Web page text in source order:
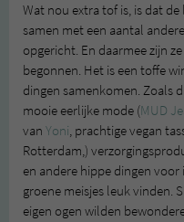
Wat nou extra tof is, is dat
samen met een aantal
opgericht. En daarmee zijn
begonnen. Het is een toffe
dingen samenkomen. Zoals
mooie eerlijke mode (MUD
van Yoni, prachtige vegan
Rotterdam,)
en andere hippe dingen
groene meisjes leuk vinden.
eigen ogen wilden